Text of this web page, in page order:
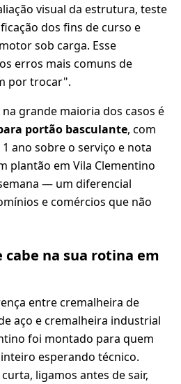
visual da estrutura, teste
dos fins de curso e
sob carga. Esse
erros mais comuns de
por trocar".
grande maioria dos casos é
portão basculante, com
ano sobre o serviço e nota
plantão em Vila Clementino
— um diferencial
e comércios que não
na sua rotina em
entre cremalheira de
aço e cremalheira industrial
foi montado para quem
esperando técnico.
ligamos antes de sair,